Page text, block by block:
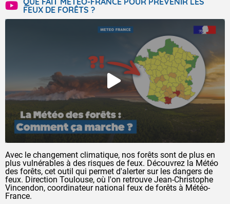
FEUX DE FORÊTS ?
Avec le changement climatique, nos forêts sont de plus en
plus vulnérables à des risques de feux. Découvrez la Météo
des forêts, cet outil qui permet d'alerter sur les dangers de
feux. Direction Toulouse, où l'on retrouve Jean-Christophe
Vincendon, coordinateur national feux de forêts à Météo-
France.